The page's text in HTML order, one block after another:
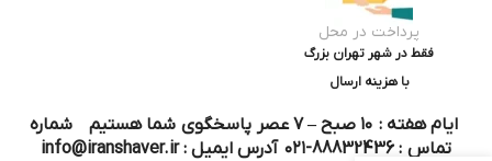
پرداخت در محل
فقط در شهر تهران بزرگ
با هزینه ارسال
ایام هفته : ۱۰ صبح – ۷ عصر پاسخگوی شما هستیم شماره
تماس : 88832436-۰۲۱ آدرس ایمیل : info@iranshaver.ir